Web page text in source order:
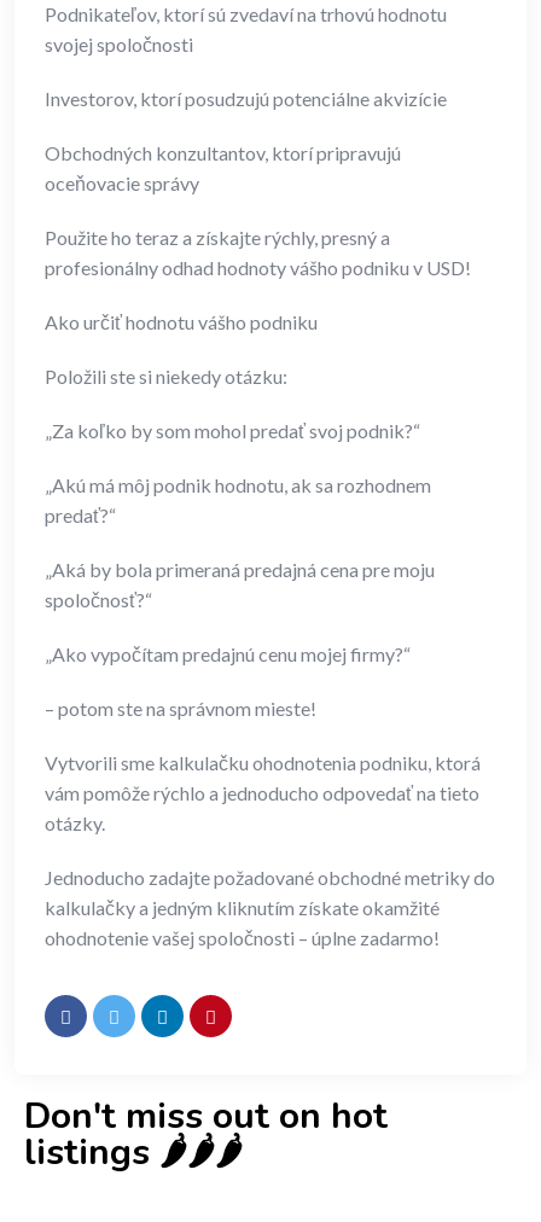
Podnikateľov, ktorí sú zvedaví na trhovú hodnotu
svojej spoločnosti
Investorov, ktorí posudzujú potenciálne akvizície
Obchodných konzultantov, ktorí pripravujú
oceňovacie správy
Použite ho teraz a získajte rýchly, presný a
profesionálny odhad hodnoty vášho podniku v USD!
Ako určiť hodnotu vášho podniku
Položili ste si niekedy otázku:
„Za koľko by som mohol predať svoj podnik?“
„Akú má môj podnik hodnotu, ak sa rozhodnem
predať?“
„Aká by bola primeraná predajná cena pre moju
spoločnosť?“
„Ako vypočítam predajnú cenu mojej firmy?“
– potom ste na správnom mieste!
Vytvorili sme kalkulačku ohodnotenia podniku, ktorá
vám pomôže rýchlo a jednoducho odpovedať na tieto
otázky.
Jednoducho zadajte požadované obchodné metriky do
kalkulačky a jedným kliknutím získate okamžité
ohodnotenie vašej spoločnosti – úplne zadarmo!
Don't miss out on hot
listings 🌶️🌶️🌶️